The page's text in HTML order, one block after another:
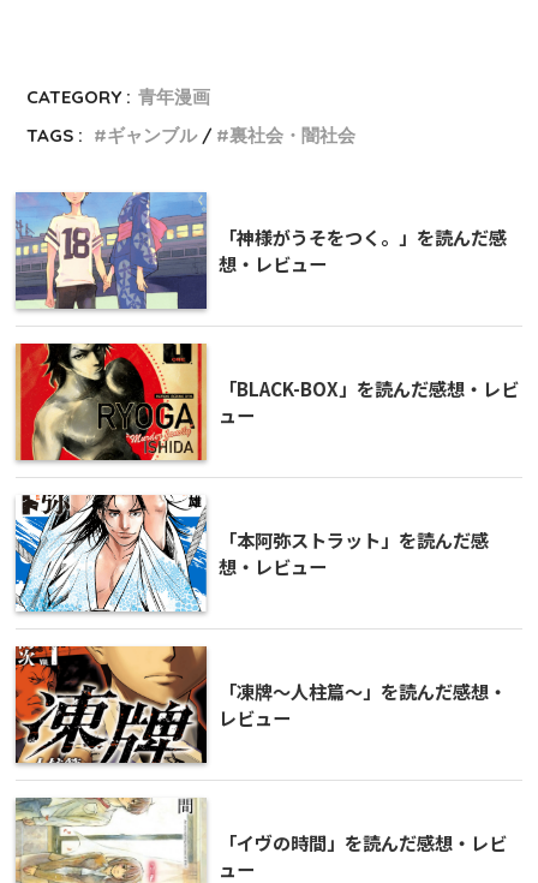
CATEGORY : 青年漫画
TAGS :
ギャンブル 裏社会・闇社会
「神様がうそをつく。」を読んだ感
想・レビュー
「BLACK-BOX」を読んだ感想・レビ
ュー
「本阿弥ストラット」を読んだ感
想・レビュー
「凍牌～人柱篇～」を読んだ感想・
レビュー
「イヴの時間」を読んだ感想・レビ
ュー